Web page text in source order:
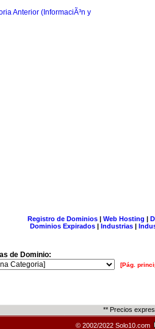
Anterior (InformaciÃ³n y
Registro de Dominios| Web Hosting |
Dominios Expirados | Industrias |
de Dominio:
[Pág.
** Precios
© 2002/2022 Solo10.com